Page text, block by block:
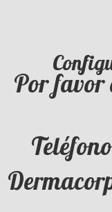
Por favor